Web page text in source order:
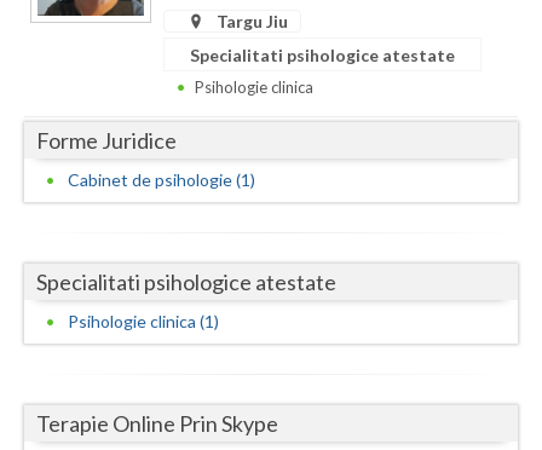
Covasna
Dolj
Galati
Gorj
Harghita
Ialomita
Targu Jiu
Specialitati psihologice atestate
Psihologie clinica
Forme Juridice
Cabinet de psihologie (1)
Specialitati psihologice atestate
Psihologie clinica (1)
Terapie Online Prin Skype